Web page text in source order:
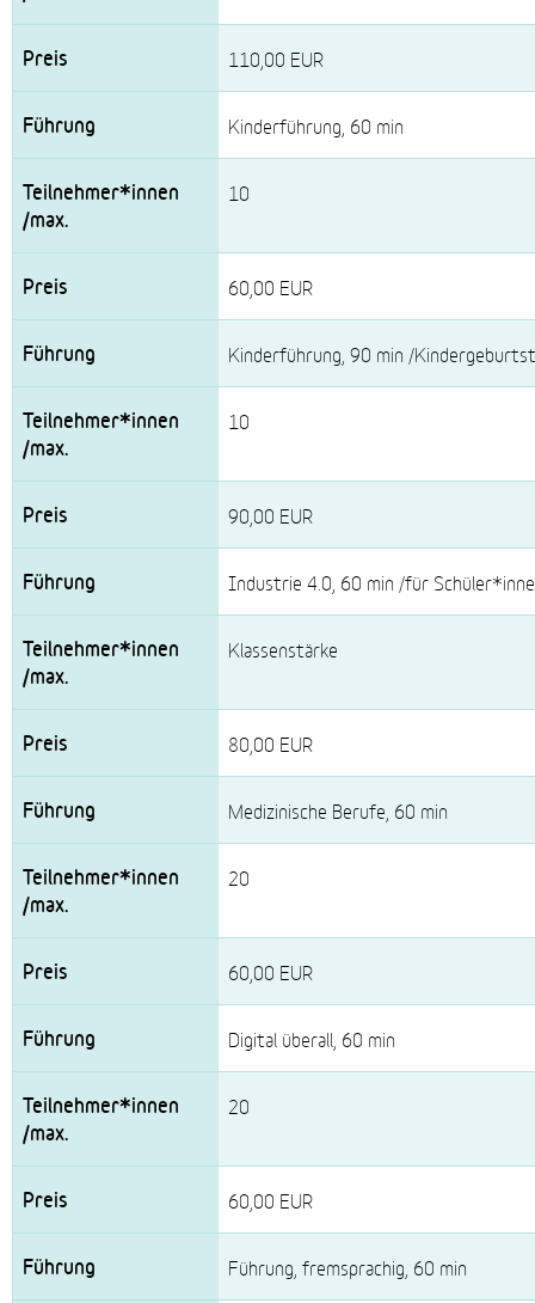
110,00 EUR
Kinderführung, 60 min
10
60,00 EUR
Kinderführung, 90 min /
10
90,00 EUR
Industrie 4.0, 60 min /für
Klassenstärke
80,00 EUR
Medizinische Berufe, 60 min
20
60,00 EUR
Digital überall, 60 min
20
60,00 EUR
Führung, fremsprachig, 60 min